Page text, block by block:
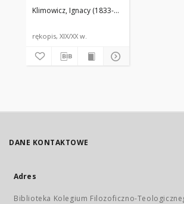
1863 r. T. 2
Klimowicz, Ignacy (1833-1902)
rękopis, XIX/XX w.
DANE KONTAKTOWE
Adres
Biblioteka Kolegium Filozoficzno-